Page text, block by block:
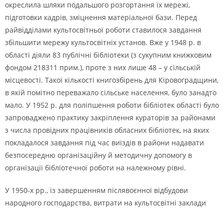
окреслила шляхи подальшого розгортання їх мережі,
підготовки кадрів, зміцнення матеріальної бази. Перед
райвідділами культосвітньої роботи ставилося завдання
збільшити мережу культосвітніх установ. Вже у 1948 р. в
області діяли 83 публічні бібліотеки (з сукупним книжковим
фондом 218311 прим.), проте з них лише 48 – у сільській
місцевості. Такої кількості книгозбірень для Кіровоградщини,
в якій помітно переважало сільське населення, було занадто
мало. У 1952 р. для поліпшення роботи бібліотек області було
запроваджено практику закріплення кураторів за районами
з числа провідних працівників обласних бібліотек, на яких
покладалося завдання під час виїздів в райони надавати
безпосередню організаційну й методичну допомогу в
організації бібліотечної роботи на належному рівні.
У 1950-х рр., із завершенням післявоєнної відбудови
народного господарства, витрати на культосвітні заклади